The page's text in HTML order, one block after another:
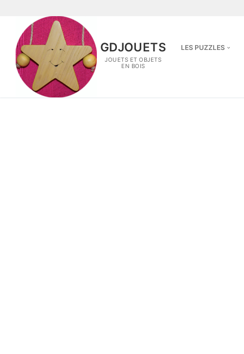
contenu
GDJOUETS
JOUETS ET OBJETS
EN BOIS
LES PUZZLES